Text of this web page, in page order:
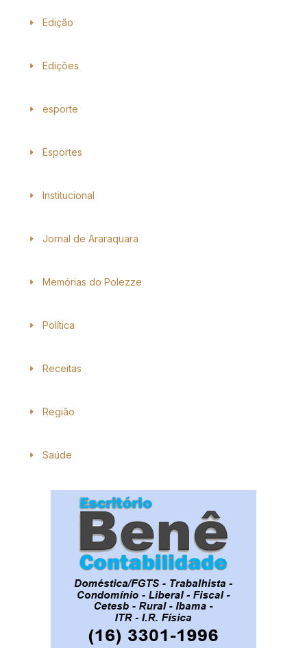
Edição
Edições
esporte
Esportes
Institucional
Jornal de Araraquara
Memórias do Polezze
Política
Receitas
Região
Saúde